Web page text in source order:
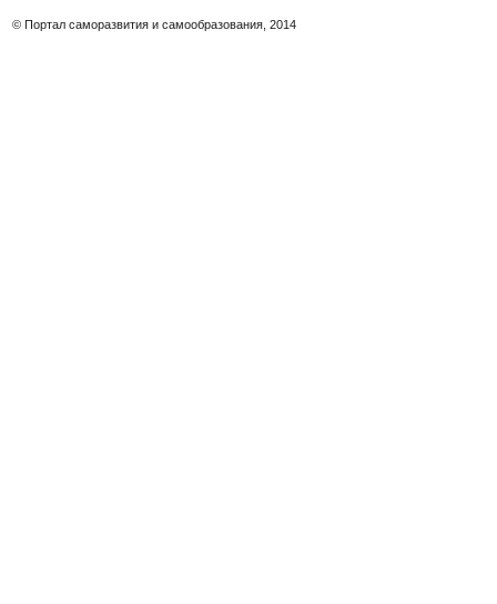
© Портал саморазвития и самообразования, 2014